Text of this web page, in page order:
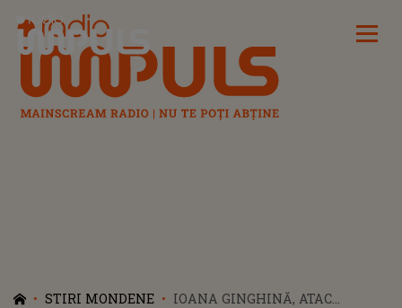
Radio Impuls
STIRI MONDENE
IOANA GINGHINĂ, ATAC